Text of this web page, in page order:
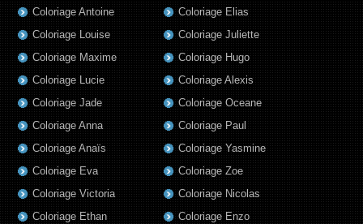
Coloriage Antoine
Coloriage Louise
Coloriage Maxime
Coloriage Lucie
Coloriage Jade
Coloriage Anna
Coloriage Anaïs
Coloriage Eva
Coloriage Victoria
Coloriage Ethan
Coloriage Elias
Coloriage Juliette
Coloriage Hugo
Coloriage Alexis
Coloriage Oceane
Coloriage Paul
Coloriage Yasmine
Coloriage Zoe
Coloriage Nicolas
Coloriage Enzo